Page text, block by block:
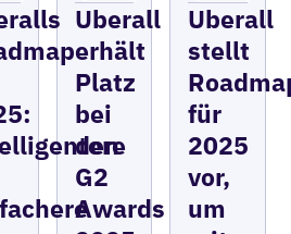
Uberall
erhält
Platz
bei
den
G2
Awards
Uberall
stellt
für
2025
vor,
um